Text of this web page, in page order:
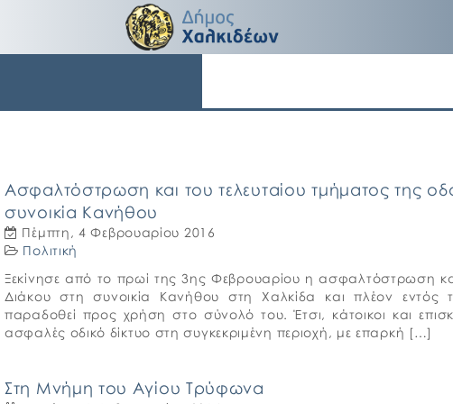
Ασφαλτόστρωση και του τελευταίου τμήματος της
συνοικία Κανήθου
Πέμπτη, 4 Φεβρουαρίου 2016
Πολιτική
Ξεκίνησε από το πρωί της 3ης Φεβρουαρίου η ασφαλτόστρωση
Διάκου στη συνοικία Κανήθου στη Χαλκίδα και πλέον
παραδοθεί προς χρήση στο σύνολό του. Έτσι, κάτοικοι και
ασφαλές οδικό δίκτυο στη συγκεκριμένη περιοχή, με επαρκή […]
Στη Μνήμη του Αγίου Τρύφωνα